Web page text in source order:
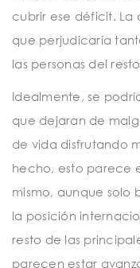
cubrir ese déficit. La
que perjudicaría
las personas del
Idealmente, se
que dejaran de
de vida disfrutando
hecho, esto parece
mismo, aunque solo
la posición
resto de las
parecen estar